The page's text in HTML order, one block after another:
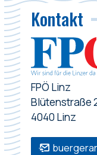
Kontakt
FPÖ Linz
Blütenstraße
4040 Linz